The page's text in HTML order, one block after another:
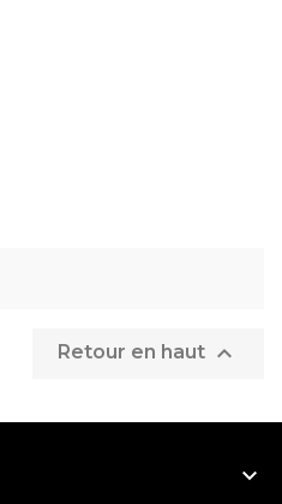
Retour en haut 
